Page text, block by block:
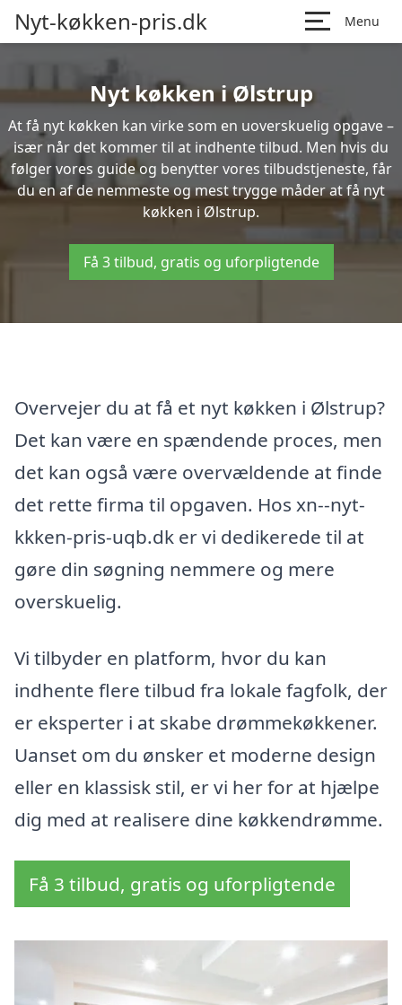
Nyt-køkken-pris.dk Menu
Nyt køkken i Ølstrup
At få nyt køkken kan virke som en uoverskuelig opgave –
især når det kommer til at indhente tilbud. Men hvis du
følger vores guide og benytter vores tilbudstjeneste, får
du en af de nemmeste og mest trygge måder at få nyt
køkken i Ølstrup.
Få 3 tilbud, gratis og uforpligtende
Overvejer du at få et nyt køkken i Ølstrup?
Det kan være en spændende proces, men
det kan også være overvældende at finde
det rette firma til opgaven. Hos xn--nyt-
kkken-pris-uqb.dk er vi dedikerede til at
gøre din søgning nemmere og mere
overskuelig.
Vi tilbyder en platform, hvor du kan
indhente flere tilbud fra lokale fagfolk, der
er eksperter i at skabe drømmekøkkener.
Uanset om du ønsker et moderne design
eller en klassisk stil, er vi her for at hjælpe
dig med at realisere dine køkkendrømme.
Få 3 tilbud, gratis og uforpligtende